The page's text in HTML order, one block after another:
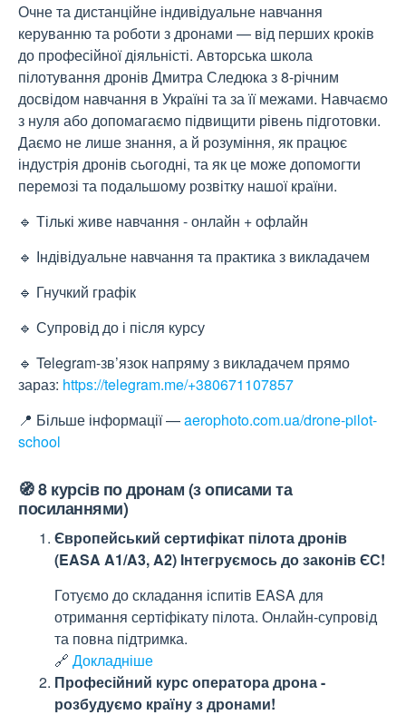
Очне та дистанційне індивідуальне навчання
керуванню та роботи з дронами — від перших кроків
до професійної діяльністі. Авторська школа
пілотування дронів Дмитра Следюка з 8-річним
досвідом навчання в Україні та за її межами. Навчаємо
з нуля або допомагаємо підвищити рівень підготовки.
Даємо не лише знання, а й розуміння, як працює
індустрія дронів сьогодні, та як це може допомогти
перемозі та подальшому розвітку нашої країни.
🔹 Тількі живе навчання - онлайн + офлайн
🔹 Індівідуальне навчання та практика з викладачем
🔹 Гнучкий графік
🔹 Супровід до і після курсу
🔹 Telegram-зв’язок напряму з викладачем прямо
зараз: https://telegram.me/+380671107857
📍 Більше інформації —aerophoto.com.ua/drone-pilot-
school
🧭 8курсів по дронам (з описами та
посиланнями)
Європейський сертифікат пілота дронів
(EASA A1/A3, A2) Інтегруємось до законів ЄС!
Готуємо до складання іспитів EASA для
отримання сертіфікату пілота. Онлайн-супровід
та повна підтримка.
🔗 Докладніше
Професійний курс оператора дрона -
розбудуємо країну з дронами!